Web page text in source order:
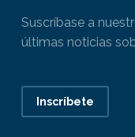
Suscríbase a
últimas noticias
Inscríbete